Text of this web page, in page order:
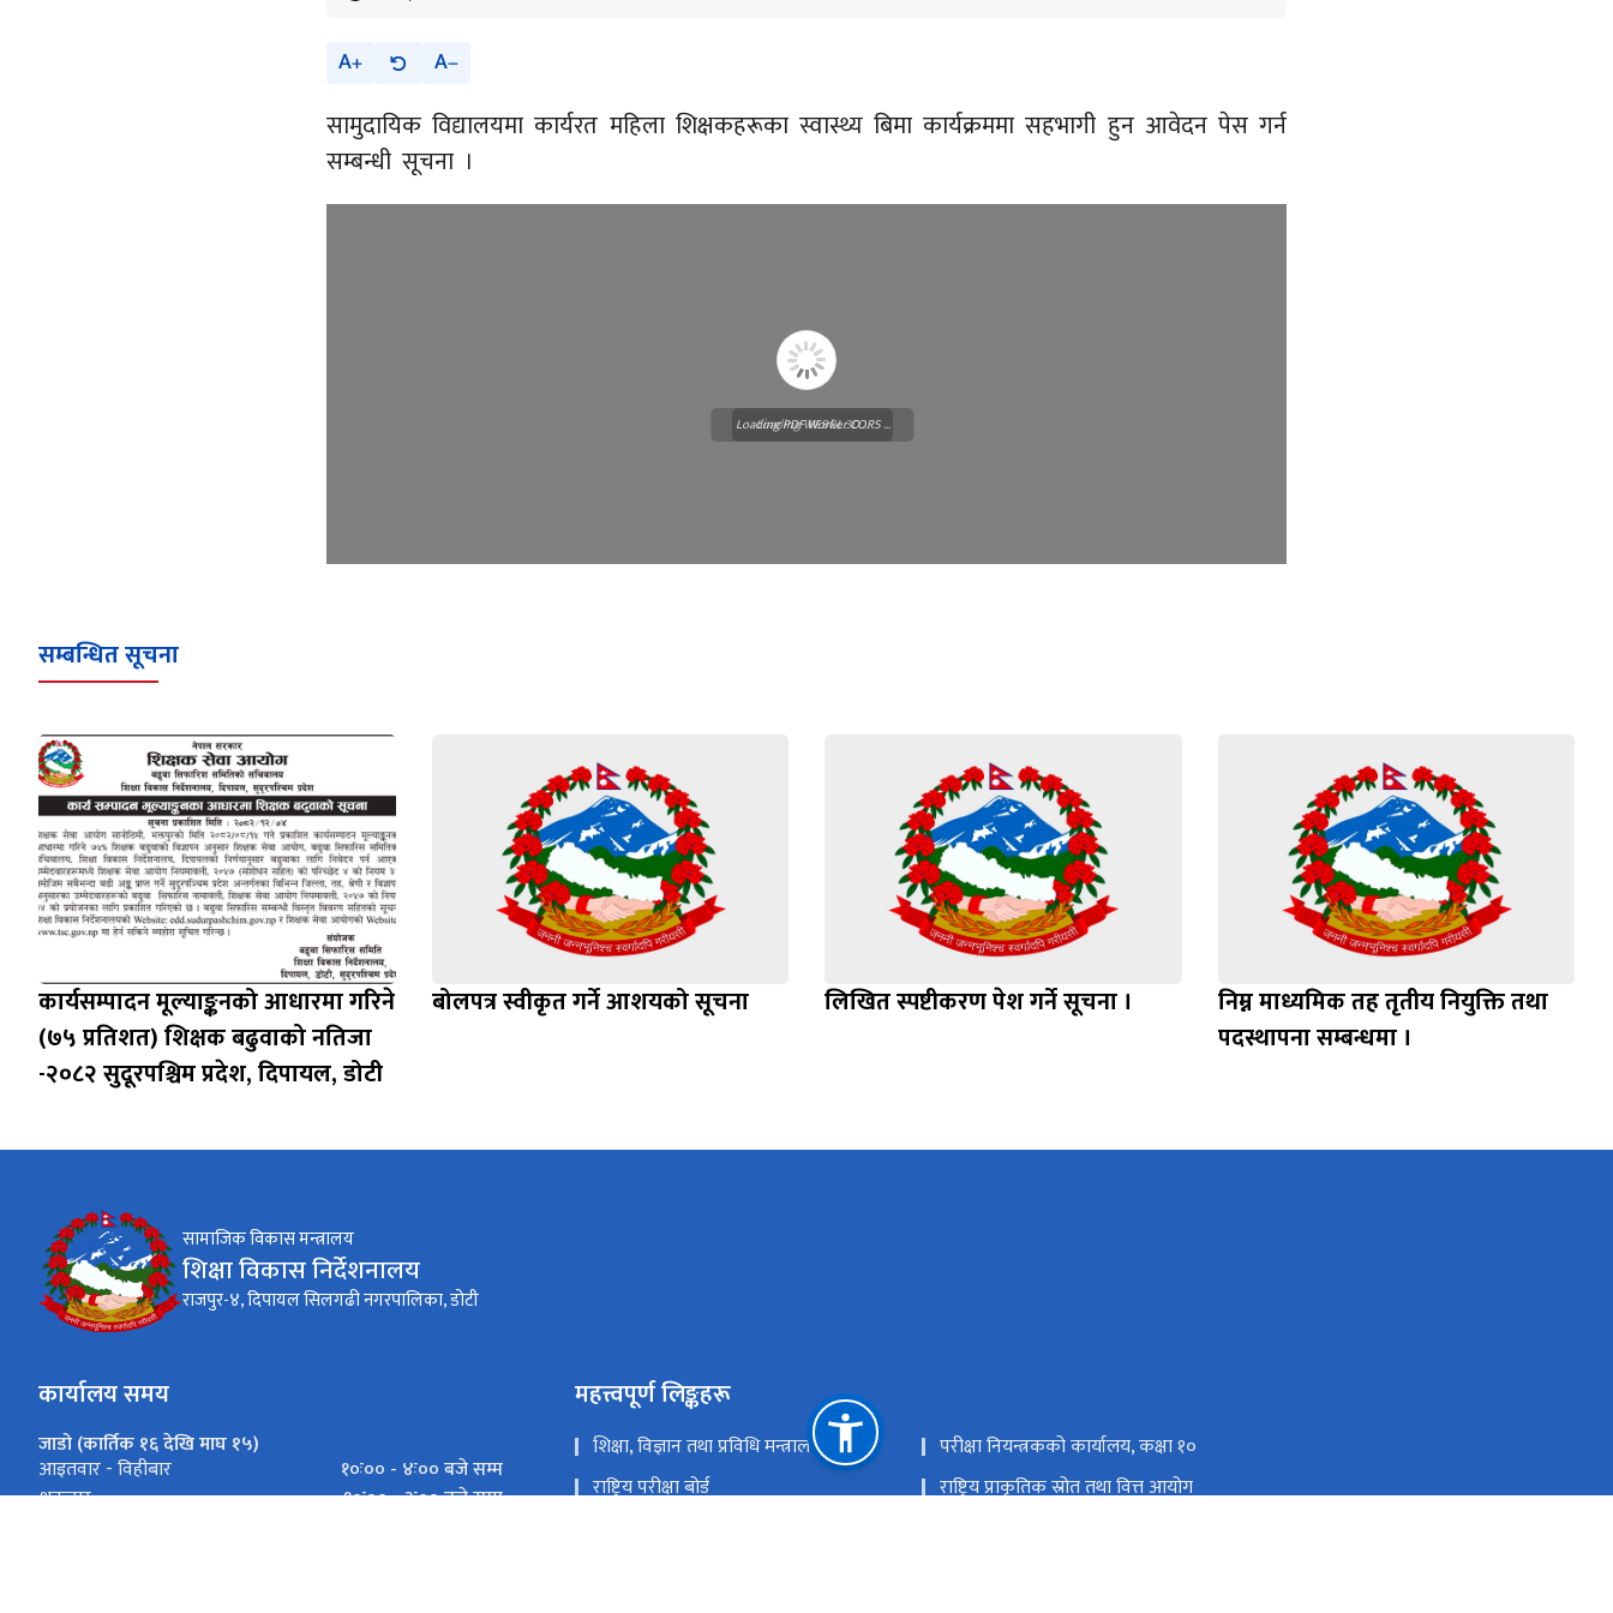
A A
सामुदायिक विद्यालयमा कार्यरत महिला शिक्षकहरूका स्वास्थ्य बिमा कार्यक्रममा सहभागी हुन आवेदन पेस गर्न
सम्बन्धी सूचना ।
Loading WEBGL 3D ...
Loading PDF Worker CORS ...
सम्बन्धित सूचना
कार्यसम्पादन मूल्याङ्कनको आधारमा गरिने
(७५ प्रतिशत) शिक्षक बढुवाको नतिजा
-२०८२ सुदूरपश्चिम प्रदेश, दिपायल, डोटी
बोलपत्र स्वीकृत गर्ने आशयको सूचना लिखित स्पष्टीकरण पेश गर्ने सूचना ।
निम्न माध्यमिक तह तृतीय नियुक्ति तथा
पदस्थापना सम्बन्धमा ।
सामाजिक विकास मन्त्रालय
शिक्षा विकास निर्देशनालय
राजपुर-४, दिपायल सिलगढी नगरपालिका, डोटी
कार्यालय समय
जाडो (कार्तिक १६ देखि माघ १५)
आइतवार - विहीबार
१०ः०० - ४ः०० बजे सम्म
शुक्रवार
१०ः०० - ३ः०० बजे सम्म
महत्त्वपूर्ण लिङ्कहरू
शिक्षा, विज्ञान तथा प्रविधि मन्त्रालय
परीक्षा नियन्त्रकको कार्यालय, कक्षा १०
राष्ट्रिय परीक्षा बोर्ड
राष्ट्रिय प्राकृतिक स्रोत तथा वित्त आयोग